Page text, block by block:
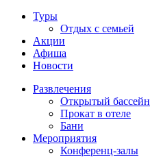
Туры
Отдых с семьей
Акции
Афиша
Новости
Развлечения
Открытый бассейн
Прокат в отеле
Бани
Мероприятия
Конференц-залы